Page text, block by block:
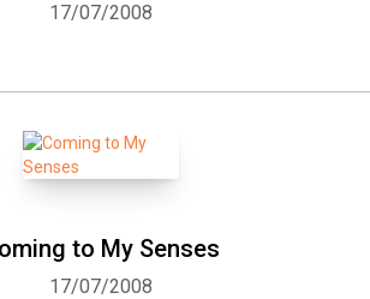
17/07/2008
to My Senses
17/07/2008